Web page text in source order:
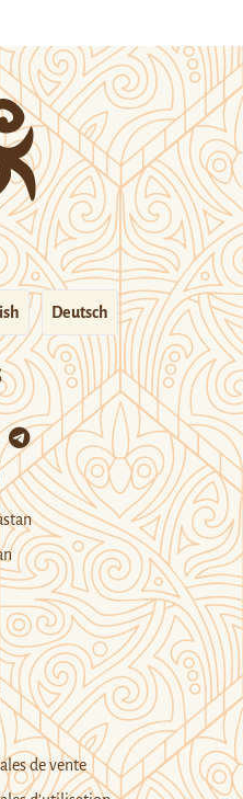
Deutsch
de vente